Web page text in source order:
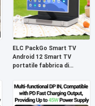
ELC PackGo Smart TV
Android 12 Smart TV
portatile fabbrica di